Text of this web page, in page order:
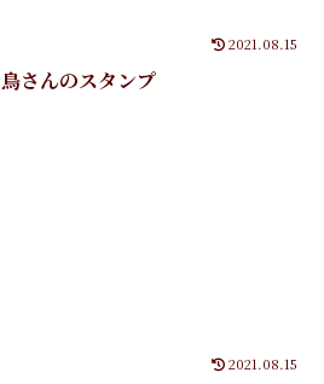
2021.08.15
鳥さんのスタンプ
2021.08.15